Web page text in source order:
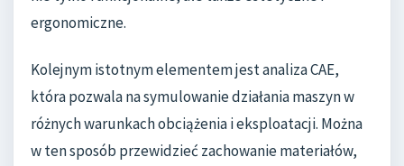
ergonomiczne.
Kolejnym istotnym elementem jest analiza CAE,
która pozwala na symulowanie działania maszyn w
różnych warunkach obciążenia i eksploatacji. Można
w ten sposób przewidzieć zachowanie materiałów,